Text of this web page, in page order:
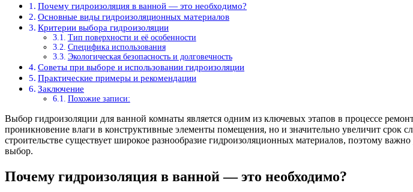
Почему гидроизоляция в ванной — это необходимо?
Основные виды гидроизоляционных материалов
Критерии выбора гидроизоляции
Тип поверхности и её особенности
Специфика использования
Экологическая безопасность и долговечность
Советы при выборе и использовании гидроизоляции
Практические примеры и рекомендации
Заключение
Похожие записи:
Выбор гидроизоляции для ванной комнаты является одним из ключевых этапов в процессе
проникновение влаги в конструктивные элементы помещения, но и значительно увеличит
строительстве существует широкое разнообразие гидроизоляционных материалов, поэтому
выбор.
Почему гидроизоляция в ванной — это необходимо?